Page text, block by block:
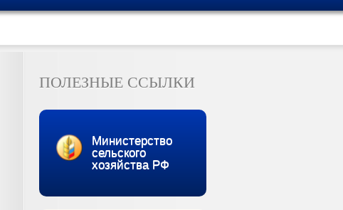
ПОЛЕЗНЫЕ ССЫЛКИ
Министерство
сельского
хозяйства РФ